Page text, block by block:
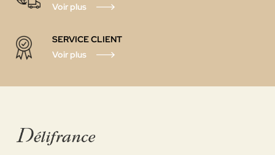
Voir plus
SERVICE CLIENT
Voir plus